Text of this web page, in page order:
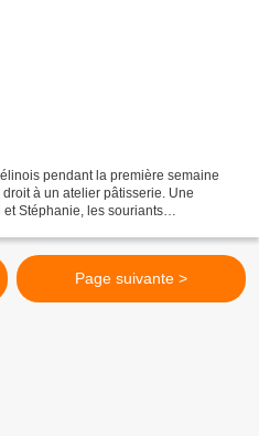
pendant la première semaine
à un atelier pâtisserie. Une
Stéphanie, les souriants
Page suivante >